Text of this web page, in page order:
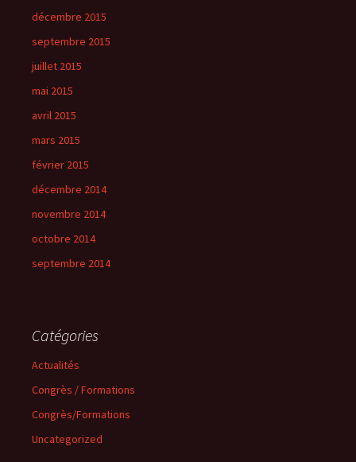
décembre 2015
septembre 2015
juillet 2015
mai 2015
avril 2015
mars 2015
février 2015
décembre 2014
novembre 2014
octobre 2014
septembre 2014
Catégories
Actualités
Congrès / Formations
Congrès/Formations
Uncategorized